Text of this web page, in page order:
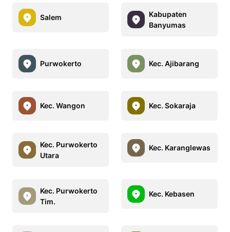
Salem
Kabupaten
Banyumas
Purwokerto Kec. Ajibarang
Kec. Wangon Kec. Sokaraja
Kec. Purwokerto
Utara
Kec. Karanglewas
Kec. Purwokerto
Tim.
Kec. Kebasen